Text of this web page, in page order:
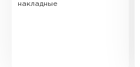
накладные